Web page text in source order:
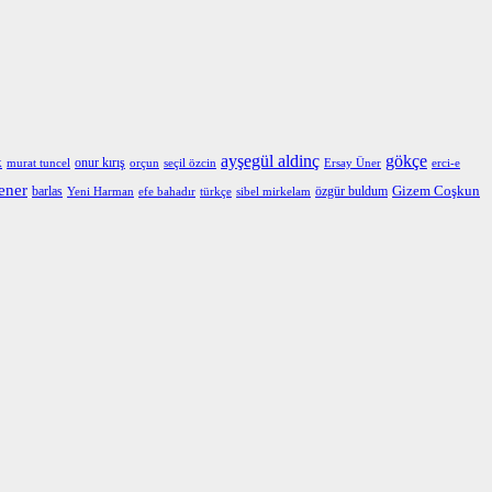
murat tuncel onur kırış orçun seçil özcin ayşegül aldinç Ersay Üner gökçe erci-e
barlas Yeni Harman efe bahadır türkçe sibel mirkelam özgür buldum Gizem Coşkun